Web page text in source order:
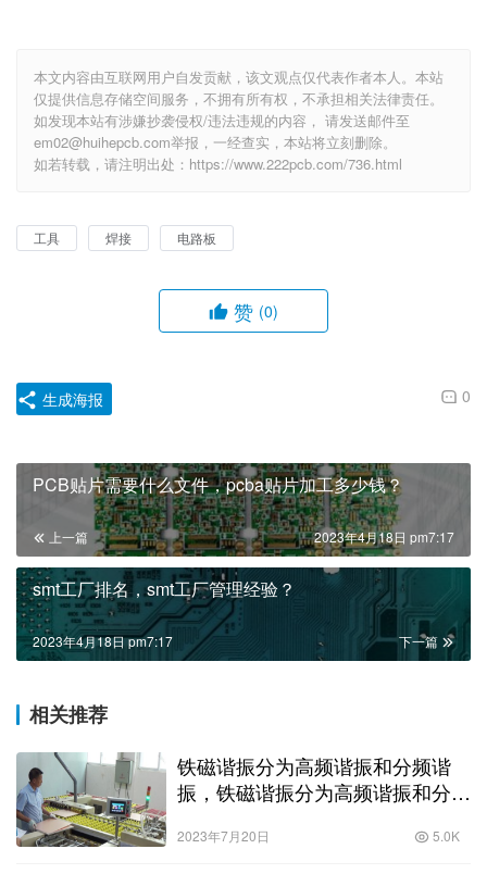
本文内容由互联网用户自发贡献，该文观点仅代表作者本人。本站
仅提供信息存储空间服务，不拥有所有权，不承担相关法律责任。
如发现本站有涉嫌抄袭侵权/违法违规的内容， 请发送邮件至
em02@huihepcb.com举报，一经查实，本站将立刻删除。
如若转载，请注明出处：https://www.222pcb.com/736.html
工具 焊接 电路板
赞 (0)
0
生成海报
PCB贴片需要什么文件，pcba贴片加工多少钱？
上一篇 2023年4月18日 pm7:17
smt工厂排名，smt工厂管理经验？
下一篇
2023年4月18日 pm7:17
相关推荐
铁磁谐振分为高频谐振和分频谐
振，铁磁谐振分为高频谐振和分频
2023年7月20日 5.0K